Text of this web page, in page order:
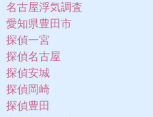
名古屋浮気調査
愛知県豊田市
探偵一宮
探偵名古屋
探偵安城
探偵岡崎
探偵豊田